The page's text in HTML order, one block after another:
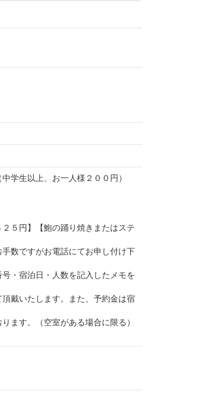
学生以上、お一人様２００円）
５円】【鮑の踊り焼きまたはステ
数ですがお電話にてお申し付け下
・宿泊日・人数を記入したメモを
戴いたします。また、予約金は宿
ます。（空室がある場合に限る）